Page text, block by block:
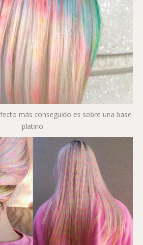
más conseguido es sobre una base
platino.